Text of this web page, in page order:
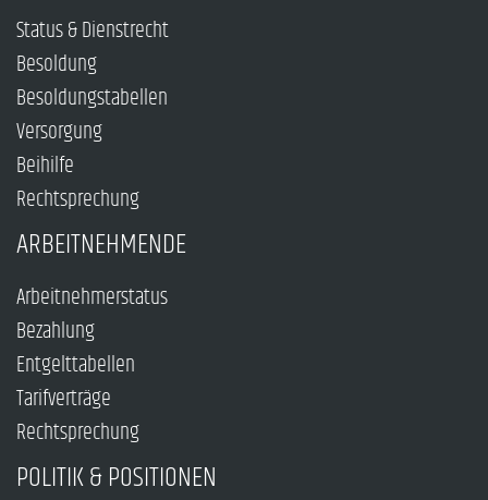
Status & Dienstrecht
Besoldung
Besoldungstabellen
Versorgung
Beihilfe
Rechtsprechung
ARBEITNEHMENDE
Arbeitnehmerstatus
Bezahlung
Entgelttabellen
Tarifverträge
Rechtsprechung
POLITIK & POSITIONEN